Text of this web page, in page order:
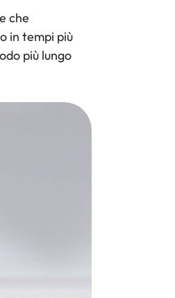
che
in tempi più
più lungo